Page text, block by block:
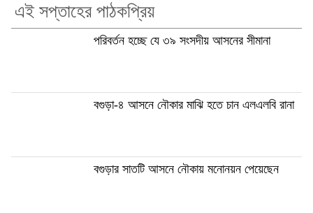
এই সপ্তাহের পাঠকপ্রিয়
পরিবর্তন হচ্ছে যে ৩৯ সংসদীয় আসনের সীমানা
বগুড়া-৪ আসনে নৌকার মাঝি হতে চান এলএলবি রানা
বগুড়ার সাতটি আসনে নৌকায় মনোনয়ন পেয়েছেন